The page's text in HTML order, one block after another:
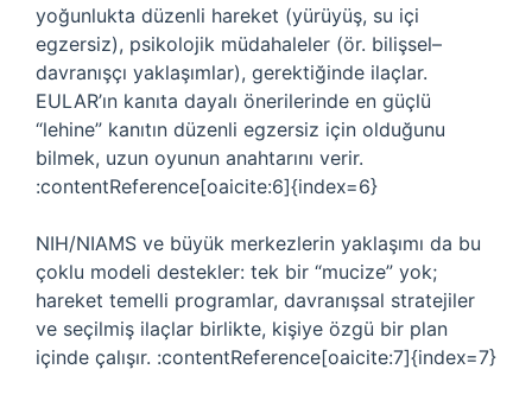
yoğunlukta düzenli hareket (yürüyüş, su içi
egzersiz), psikolojik müdahaleler (ör. bilişsel–
davranışçı yaklaşımlar), gerektiğinde ilaçlar.
EULAR’ın kanıta dayalı önerilerinde en güçlü
“lehine” kanıtın düzenli egzersiz için olduğunu
bilmek, uzun oyunun anahtarını verir.
:contentReference[oaicite:6]{index=6}
NIH/NIAMS ve büyük merkezlerin yaklaşımı da bu
çoklu modeli destekler: tek bir “mucize” yok;
hareket temelli programlar, davranışsal stratejiler
ve seçilmiş ilaçlar birlikte, kişiye özgü bir plan
içinde çalışır. :contentReference[oaicite:7]{index=7}